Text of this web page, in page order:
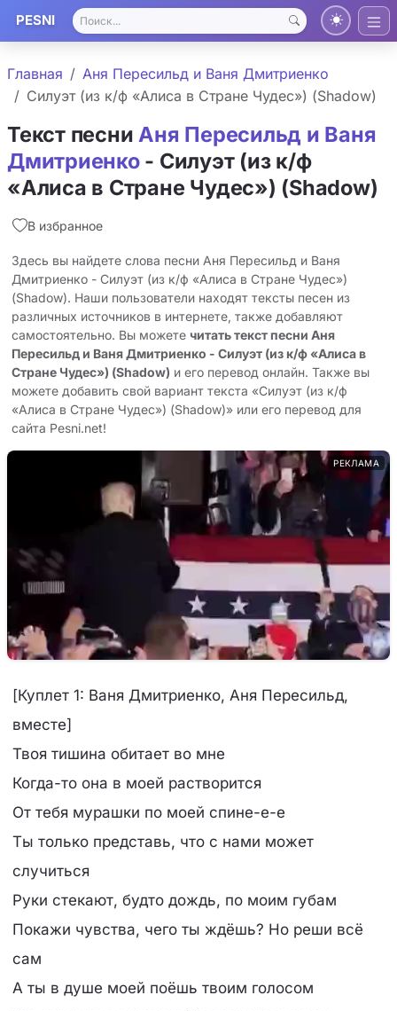
PESNI
Главная
Аня Пересильд и Ваня Дмитриенко
Силуэт (из к/ф «Алиса в Стране Чудес») (Shadow)
Текст песни Аня Пересильд и Ваня
Дмитриенко- Силуэт (из к/ф
«Алиса в Стране Чудес») (Shadow)
В избранное
Здесь вы найдете слова песни Аня Пересильд и Ваня
Дмитриенко - Силуэт (из к/ф «Алиса в Стране Чудес»)
(Shadow). Наши пользователи находят тексты песен из
различных источников в интернете, также добавляют
самостоятельно. Вы можете читать текст песни Аня
Пересильд и Ваня Дмитриенко - Силуэт (из к/ф «Алиса в
Стране Чудес») (Shadow) и его перевод онлайн. Также вы
можете добавить свой вариант текста «Силуэт (из к/ф
«Алиса в Стране Чудес») (Shadow)» или его перевод для
сайта Pesni.net!
РЕКЛАМА
[Куплет 1: Ваня Дмитриенко, Аня Пересильд,
вместе]
Твоя тишина обитает во мне
Когда-то она в моей растворится
От тебя мурашки по моей спине-е-е
Ты только представь, что с нами может
случиться
Руки стекают, будто дождь, по моим губам
Покажи чувства, чего ты ждёшь? Но реши всё
сам
А ты в душе моей поёшь твоим голосом